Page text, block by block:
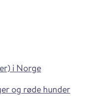
i Norge
og røde hunder